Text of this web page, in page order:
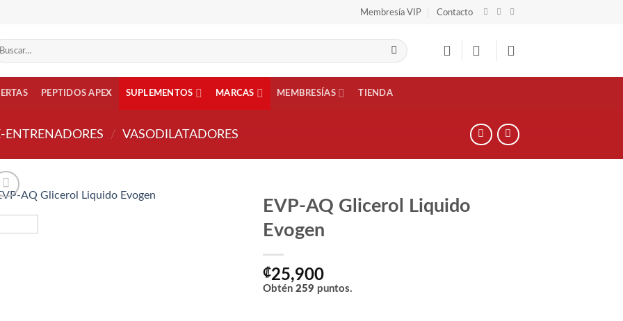
Membresía VIP Contacto
PEPTIDOS APEX SUPLEMENTOS MARCAS MEMBRESÍAS TIENDA
ENTRENADORES / VASODILATADORES
EVP-AQ Glicerol Liquido
Evogen
₡25,900
Obtén259 puntos.